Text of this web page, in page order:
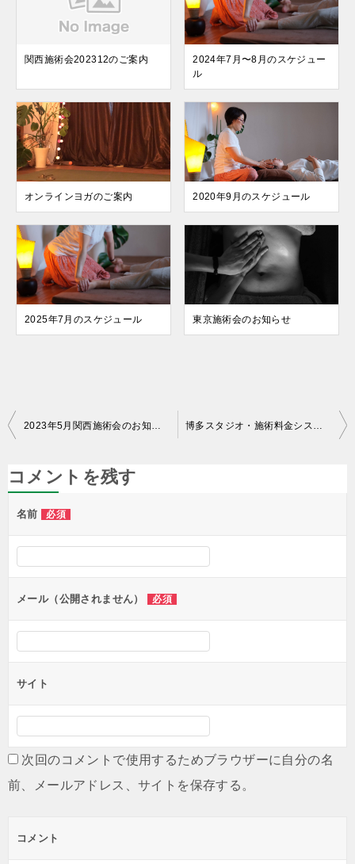
関西施術会202312のご案内
2024年7月〜8月のスケジュー
ル
オンラインヨガのご案内 2020年9月のスケジュール
2025年7月のスケジュール 東京施術会のお知らせ
投
ナ
ビ
ゲ
ー
ョ
ン
2023年5月関西施術会のお知らせ 博多スタジオ・施術料金システム改定のお知らせ
コメントを残す
名前 必須
メール（公開されません） 必須
サイト
次回のコメントで使用するためブラウザーに自分の名
前、メールアドレス、サイトを保存する。
コメント